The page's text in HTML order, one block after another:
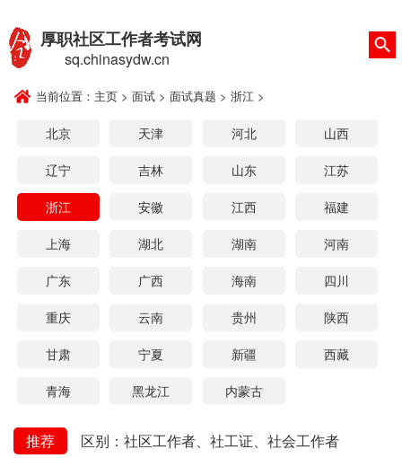
厚职社区工作者考试网
sq.chinasydw.cn
当前位置： 主页 > 面试 > 面试真题 > 浙江 >
北京 天津 河北 山西
辽宁 吉林 山东 江苏
浙江 安徽 江西 福建
上海 湖北 湖南 河南
广东 广西 海南 四川
重庆 云南 贵州 陕西
甘肃 宁夏 新疆 西藏
青海 黑龙江 内蒙古
推荐
区别：社区工作者、社工证、社会工作者